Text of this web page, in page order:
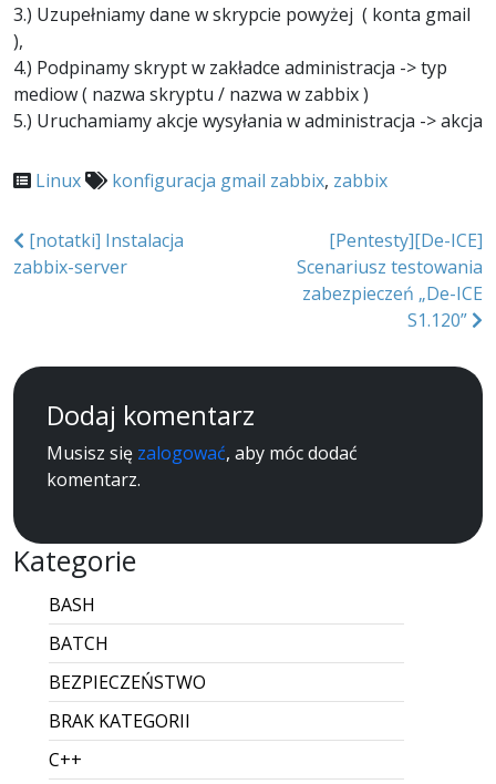
3.) Uzupełniamy dane w skrypcie powyżej ( konta gmail
),
4.) Podpinamy skrypt w zakładce administracja -> typ
mediow ( nazwa skryptu / nazwa w zabbix )
5.) Uruchamiamy akcje wysyłania w administracja -> akcja
Linux konfiguracja gmail zabbix, zabbix
Nawigacja
wpisu
[notatki] Instalacja
zabbix-server
[Pentesty][De-ICE]
Scenariusz testowania
zabezpieczeń „De-ICE
S1.120”
Dodaj komentarz
Musisz się zalogować, aby móc dodać
komentarz.
Kategorie
BASH
BATCH
BEZPIECZEŃSTWO
BRAK KATEGORII
C++